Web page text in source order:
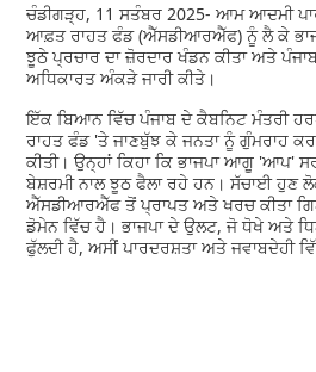
ਚੰਡੀਗੜ੍ਹ, 11 ਸਤੰਬਰ 2025- ਆਮ ਆਦਮੀ
ਆਫ਼ਤ ਰਾਹਤ ਫੰਡ (ਐੱਸਡੀਆਰਐੱਫ) ਨੂੰ ਲੈ ਕੇ
ਝੂਠੇ ਪ੍ਰਚਾਰ ਦਾ ਜ਼ੋਰਦਾਰ ਖੰਡਨ ਕੀਤਾ ਅਤੇ
ਅਧਿਕਾਰਤ ਅੰਕੜੇ ਜਾਰੀ ਕੀਤੇ।
ਇੱਕ ਬਿਆਨ ਵਿੱਚ ਪੰਜਾਬ ਦੇ ਕੈਬਨਿਟ ਮੰਤਰੀ
ਰਾਹਤ ਫੰਡ 'ਤੇ ਜਾਣਬੁੱਝ ਕੇ ਜਨਤਾ ਨੂੰ ਗੁੰਮਰਾਹ
ਕੀਤੀ। ਉਨ੍ਹਾਂ ਕਿਹਾ ਕਿ ਭਾਜਪਾ ਆਗੂ 'ਆਪ'
ਬੇਸ਼ਰਮੀ ਨਾਲ ਝੂਠ ਫੈਲਾ ਰਹੇ ਹਨ। ਸੱਚਾਈ ਹੁਣ
ਐੱਸਡੀਆਰਐੱਫ ਤੋਂ ਪ੍ਰਾਪਤ ਅਤੇ ਖਰਚ ਕੀਤਾ
ਡੋਮੇਨ ਵਿੱਚ ਹੈ। ਭਾਜਪਾ ਦੇ ਉਲਟ, ਜੋ ਧੋਖੇ ਅਤੇ
ਫੁੱਲਦੀ ਹੈ, ਅਸੀਂ ਪਾਰਦਰਸ਼ਤਾ ਅਤੇ ਜਵਾਬਦੇਹੀ